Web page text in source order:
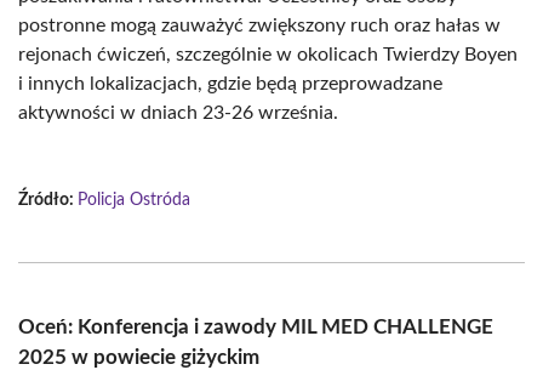
postronne mogą zauważyć zwiększony ruch oraz hałas w
rejonach ćwiczeń, szczególnie w okolicach Twierdzy Boyen
i innych lokalizacjach, gdzie będą przeprowadzane
aktywności w dniach 23-26 września.
Źródło: Policja Ostróda
Oceń: Konferencja i zawody MIL MED CHALLENGE
2025 w powiecie giżyckim